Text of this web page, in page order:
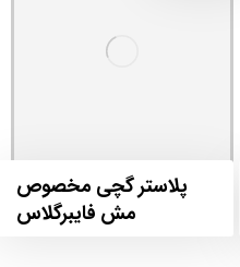
پلاستر گچی مخصوص
مش فایبرگلاس